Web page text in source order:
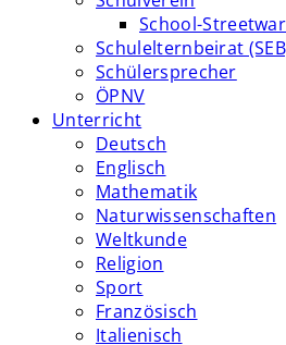
School-
Schulelternbeirat
Schülersprecher
ÖPNV
Unterricht
Deutsch
Englisch
Mathematik
Naturwissenschaften
Weltkunde
Religion
Sport
Französisch
Italienisch